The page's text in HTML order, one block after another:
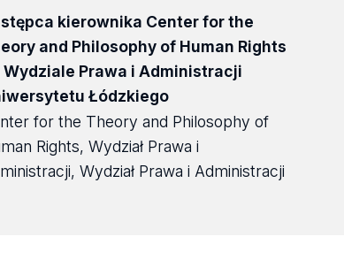
kierownika Center for the
and Philosophy of Human Rights
Wydziale Prawa i Administracji
Łódzkiego
for the Theory and Philosophy of
Rights, Wydział Prawa i
Wydział Prawa i Administracji